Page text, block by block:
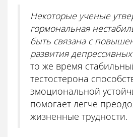
Некоторые ученые
гормональная
быть связана с
развития
то же время
тестостерона
эмоциональной
помогает легче
жизненные трудности.